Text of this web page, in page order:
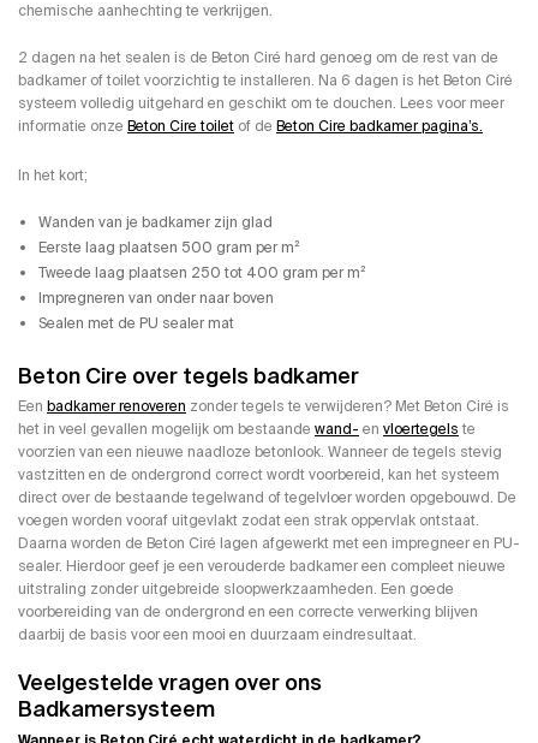
chemische aanhechting te verkrijgen.
2 dagen na het sealen is de Beton Ciré hard genoeg om de rest van de
badkamer of toilet voorzichtig te installeren. Na 6 dagen is het Beton Ciré
systeem volledig uitgehard en geschikt om te douchen. Lees voor meer
informatie onze Beton Cire toilet of de Beton Cire badkamer pagina’s.
In het kort;
Wanden van je badkamer zijn glad
Eerste laag plaatsen 500 gram per m²
Tweede laag plaatsen 250 tot 400 gram per m²
Impregneren van onder naar boven
Sealen met de PU sealer mat
Beton Cire over tegels badkamer
Een badkamer renoveren zonder tegels te verwijderen? Met Beton Ciré is
het in veel gevallen mogelijk om bestaande wand- en vloertegelste
voorzien van een nieuwe naadloze betonlook. Wanneer de tegels stevig
vastzitten en de ondergrond correct wordt voorbereid, kan het systeem
direct over de bestaande tegelwand of tegelvloer worden opgebouwd. De
voegen worden vooraf uitgevlakt zodat een strak oppervlak ontstaat.
Daarna worden de Beton Ciré lagen afgewerkt met een impregneer en PU-
sealer. Hierdoor geef je een verouderde badkamer een compleet nieuwe
uitstraling zonder uitgebreide sloopwerkzaamheden. Een goede
voorbereiding van de ondergrond en een correcte verwerking blijven
daarbij de basis voor een mooi en duurzaam eindresultaat.
Veelgestelde vragen over ons
Badkamersysteem